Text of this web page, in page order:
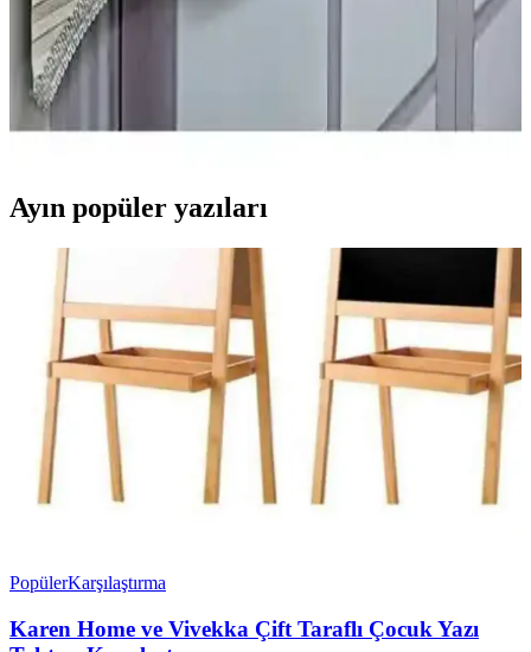
İki Popüler Stor Perde Modelinin Detaylı
Karşılaştırması ve Seçim Rehberi
İki stor perde modeli, Kidmex Keten Ekru ve Volper VP1411,
özellikleri ve kullanıcı yorumlarıyla detaylı karşılaştırıldı. Kalite,
fiyat ve kullanım kolaylığı açısından önemli bilgiler sunuluyor.
Ayın popüler yazıları
PopülerKarşılaştırma
Karen Home ve Vivekka Çift Taraflı Çocuk Yazı